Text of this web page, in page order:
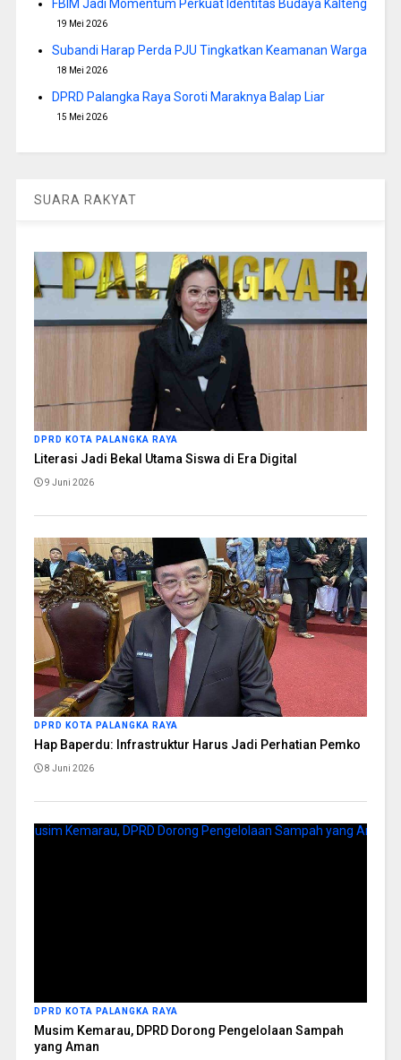
FBIM Jadi Momentum Perkuat Identitas Budaya Kalteng
19 Mei 2026
Subandi Harap Perda PJU Tingkatkan Keamanan Warga
18 Mei 2026
DPRD Palangka Raya Soroti Maraknya Balap Liar
15 Mei 2026
SUARA RAKYAT
DPRD KOTA PALANGKA RAYA
Literasi Jadi Bekal Utama Siswa di Era Digital
9 Juni 2026
DPRD KOTA PALANGKA RAYA
Hap Baperdu: Infrastruktur Harus Jadi Perhatian Pemko
8 Juni 2026
DPRD KOTA PALANGKA RAYA
Musim Kemarau, DPRD Dorong Pengelolaan Sampah
yang Aman